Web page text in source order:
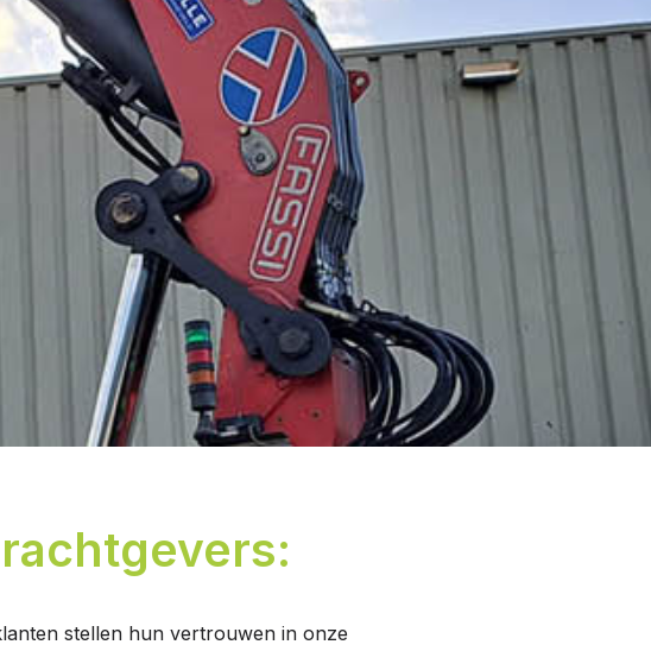
stellen hun vertrouwen in onze